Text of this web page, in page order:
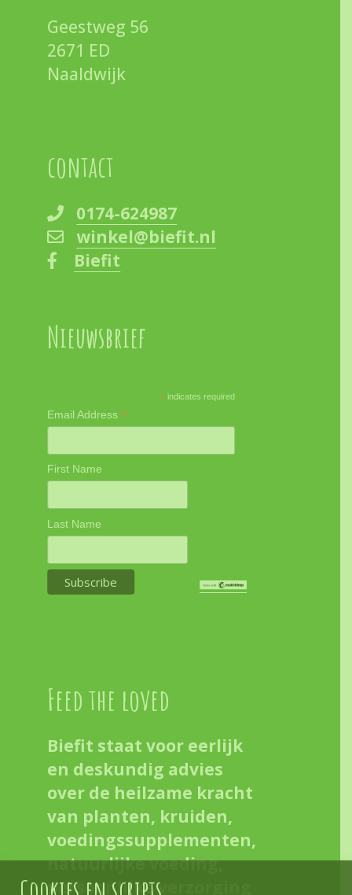
Geestweg 56
2671 ED
Naaldwijk
contact
0174-624987
winkel@biefit.nl
Biefit
Nieuwsbrief
* indicates required
Email Address*
First Name
Last Name
Feed the loved
Biefit staat voor eerlijk
en deskundig advies
over de heilzame kracht
van planten, kruiden,
voedingssupplementen,
natuurlijke voeding,
persoonlijke verzorging